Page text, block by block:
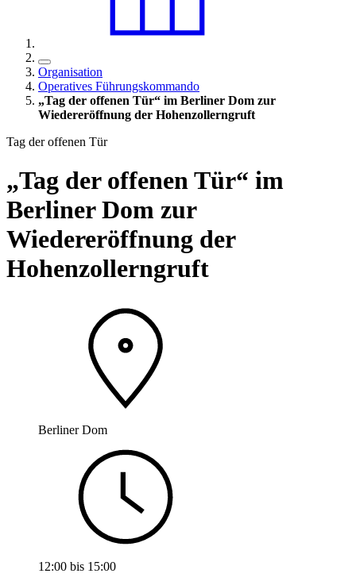
Organisation
Operatives Führungskommando
„Tag der offenen Tür“ im Berliner Dom zur
Wiedereröffnung der Hohenzollerngruft
Tag der offenen Tür
„Tag der offenen Tür“ im
Berliner Dom zur
Wiedereröffnung der
Hohenzollerngruft
Berliner Dom
12:00 bis 15:00